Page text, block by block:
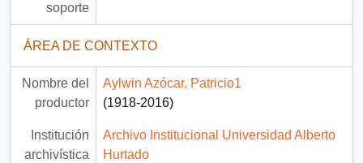
soporte
ÁREA DE CONTEXTO
Nombre del
productor
Aylwin Azócar, Patricio1
(1918-2016)
Institución
archivística
Archivo Institucional Universidad Alberto
Hurtado